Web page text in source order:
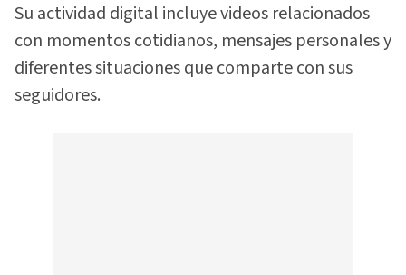
Su actividad digital incluye videos relacionados
con momentos cotidianos, mensajes personales y
diferentes situaciones que comparte con sus
seguidores.